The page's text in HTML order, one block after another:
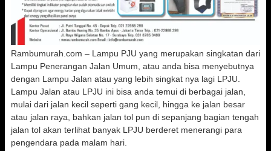
Rambumurah.com – Lampu PJU yang merupakan singkatan dari
Lampu Penerangan Jalan Umum, atau anda bisa menyebutnya
dengan Lampu Jalan atau yang lebih singkat nya lagi LPJU.
Lampu Jalan atau LPJU ini bisa anda temui di berbagai jalan,
mulai dari jalan kecil seperti gang kecil, hingga ke jalan besar
atau jalan raya, bahkan jalan tol pun di sepanjang bagian tengah
jalan tol akan terlihat banyak LPJU berderet menerangi para
pengendara pada malam hari.